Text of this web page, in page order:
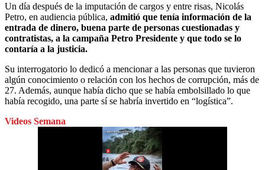
Un día después de la imputación de cargos y entre risas, Nicolás
Petro, en audiencia pública, admitió que tenía información de la
entrada de dinero, buena parte de personas cuestionadas y
contratistas, a la campaña Petro Presidente y que todo se lo
contaría a la justicia.
Su interrogatorio lo dedicó a mencionar a las personas que tuvieron
algún conocimiento o relación con los hechos de corrupción, más de
27. Además, aunque había dicho que se había embolsillado lo que
había recogido, una parte sí se habría invertido en “logística”.
Videos Semana